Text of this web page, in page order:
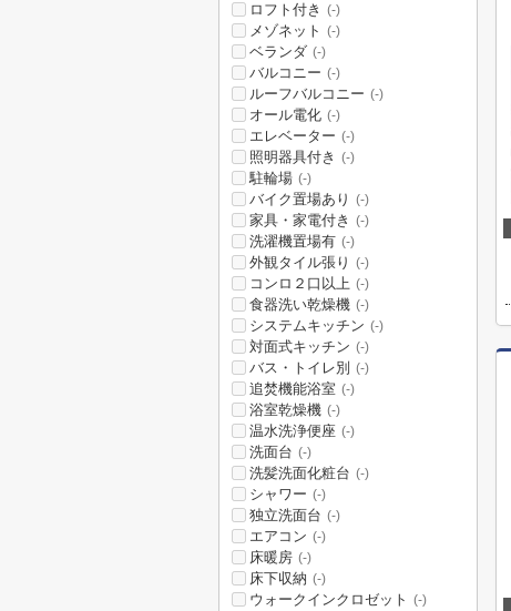
ロフト付き (-)
メゾネット (-)
ベランダ (-)
バルコニー (-)
ルーフバルコニー (-)
オール電化 (-)
エレベーター (-)
照明器具付き (-)
駐輪場 (-)
バイク置場あり (-)
家具・家電付き (-)
洗濯機置場有 (-)
外観タイル張り (-)
コンロ２口以上 (-)
食器洗い乾燥機 (-)
システムキッチン (-)
対面式キッチン (-)
バス・トイレ別 (-)
追焚機能浴室 (-)
浴室乾燥機 (-)
温水洗浄便座 (-)
洗面台 (-)
洗髪洗面化粧台 (-)
シャワー (-)
独立洗面台 (-)
エアコン (-)
床暖房 (-)
床下収納 (-)
ウォークインクロゼット (-)